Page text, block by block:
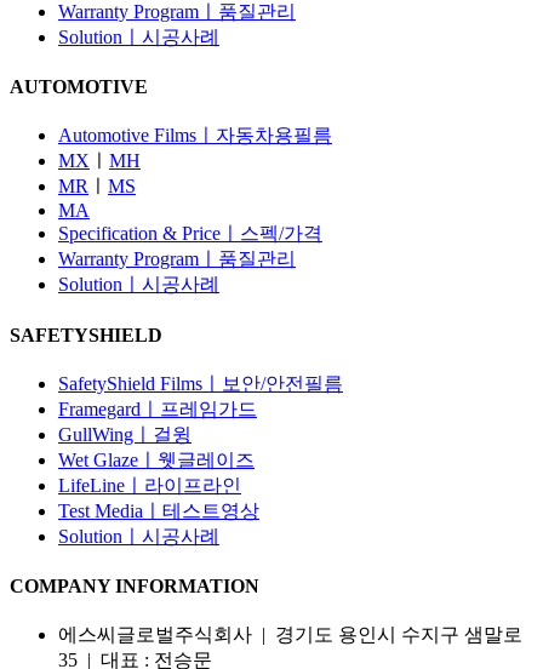
Warranty Programㅣ품질관리
Solutionㅣ시공사례
AUTOMOTIVE
Automotive Filmsㅣ자동차용필름
MX
MH
MR
MS
MA
Specification & Priceㅣ스펙/가격
Warranty Programㅣ품질관리
Solutionㅣ시공사례
SAFETYSHIELD
SafetyShield Filmsㅣ보안/안전필름
Framegardㅣ프레임가드
GullWingㅣ걸윙
Wet Glazeㅣ웻글레이즈
LifeLineㅣ라이프라인
Test Mediaㅣ테스트영상
Solutionㅣ시공사례
COMPANY INFORMATION
에스씨글로벌주식회사 | 경기도 용인시 수지구 샘말로
35 | 대표 : 전승문